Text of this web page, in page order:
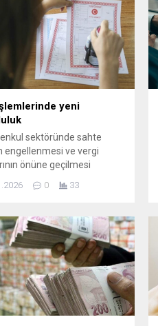
yeni
sektöründe sahte
engellenmesi ve vergi
önüne geçilmesi
yeni aşamaya
bedeli beyanı sıkı
1 Şubat’tan itibaren
yetkilendirmesi olmayan
ilanları
0 33